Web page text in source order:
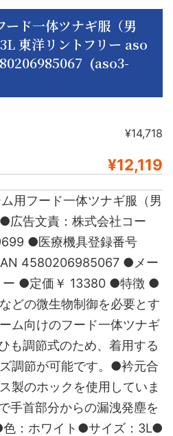
ード一体ツナギ服（男
東洋リントフリー aso
(aso3-
¥14,718
¥12,119
用フード一体ツナギ服（男
広告文責：株式会社コー
●医療機具登録番号
4580206985067 ●メー
ー ●定価￥ 13380 ●特徴 ●
どの微生物制御を必要とす
ム向けのフード一体ツナギ
も調節式のため、着用する
調節が可能です。●衿元合
製のホックを使用していま
手首部分からの漏洩発塵を
：ホワイト●サイズ：3L●